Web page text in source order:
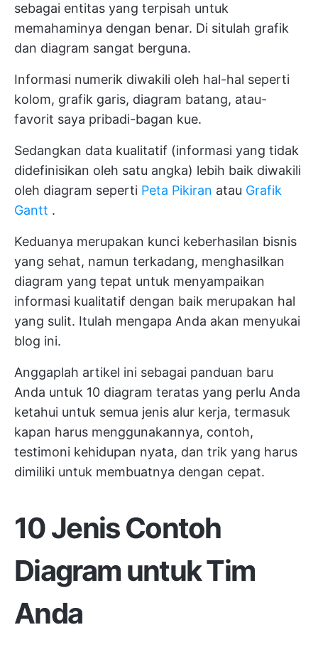
sebagai entitas yang terpisah untuk
memahaminya dengan benar. Di situlah grafik
dan diagram sangat berguna.
Informasi numerik diwakili oleh hal-hal seperti
kolom, grafik garis, diagram batang, atau-
favorit saya pribadi-bagan kue.
Sedangkan data kualitatif (informasi yang tidak
didefinisikan oleh satu angka) lebih baik diwakili
oleh diagram seperti Peta Pikiran atau Grafik
Gantt .
Keduanya merupakan kunci keberhasilan bisnis
yang sehat, namun terkadang, menghasilkan
diagram yang tepat untuk menyampaikan
informasi kualitatif dengan baik merupakan hal
yang sulit. Itulah mengapa Anda akan menyukai
blog ini.
Anggaplah artikel ini sebagai panduan baru
Anda untuk 10 diagram teratas yang perlu Anda
ketahui untuk semua jenis alur kerja, termasuk
kapan harus menggunakannya, contoh,
testimoni kehidupan nyata, dan trik yang harus
dimiliki untuk membuatnya dengan cepat.
10 Jenis Contoh
Diagram untuk Tim
Anda